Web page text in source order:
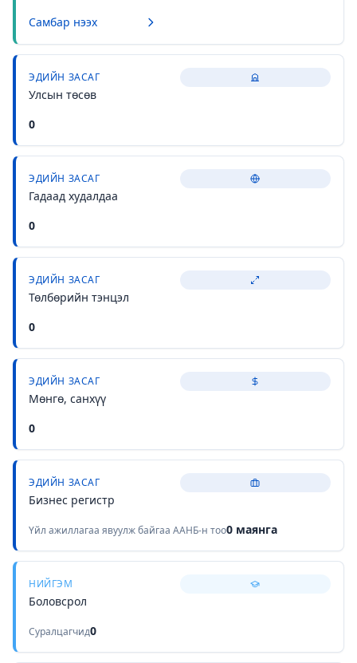
Самбар нээх
ЭДИЙН ЗАСАГ
Улсын төсөв
0
ЭДИЙН ЗАСАГ
Гадаад худалдаа
0
ЭДИЙН ЗАСАГ
Төлбөрийн тэнцэл
0
ЭДИЙН ЗАСАГ
Мөнгө, санхүү
0
ЭДИЙН ЗАСАГ
Бизнес регистр
Үйл ажиллагаа явуулж байгаа ААНБ-н тоо0 маянга
НИЙГЭМ
Боловсрол
Суралцагчид0